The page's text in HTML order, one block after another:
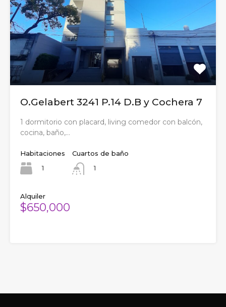
O.Gelabert 3241 P.14 D.B y Cochera 7
1 dormitorio con placard, living comedor con balcón,
cocina, baño,…
Habitaciones
1
Cuartos de baño
1
Alquiler
$650,000